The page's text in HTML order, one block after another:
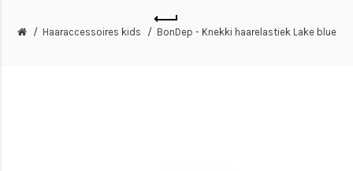
Haaraccessoires kids BonDep - Knekki haarelastiek Lake blue